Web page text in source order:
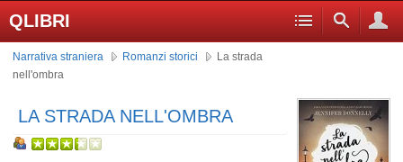
QLIBRI
Narrativa straniera Romanzi storici
La strada
nell'ombra
LA STRADA NELL'OMBRA